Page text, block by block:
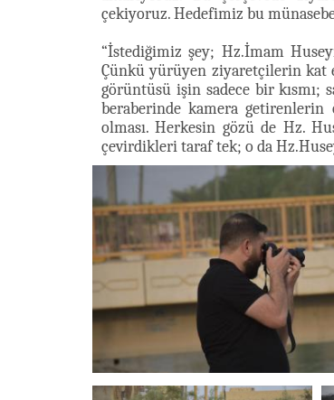
çekiyoruz. Hedefimiz bu
“İstediğimiz şey; Hz.İmam
Çünkü yürüyen ziyaretçilerin
görüntüsü işin sadece bir kısmı;
beraberinde kamera
olması. Herkesin gözü de Hz.
çevirdikleri taraf tek; o da